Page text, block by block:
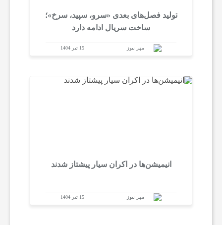
تولید فصل‌های بعدی «سرو، سپید، سرخ»؛
ساخت سریال ادامه دارد
مهر نیوز 15 تیر 1404
انیمیشن‌ها در اکران سیار پیشتاز شدند
مهر نیوز 15 تیر 1404